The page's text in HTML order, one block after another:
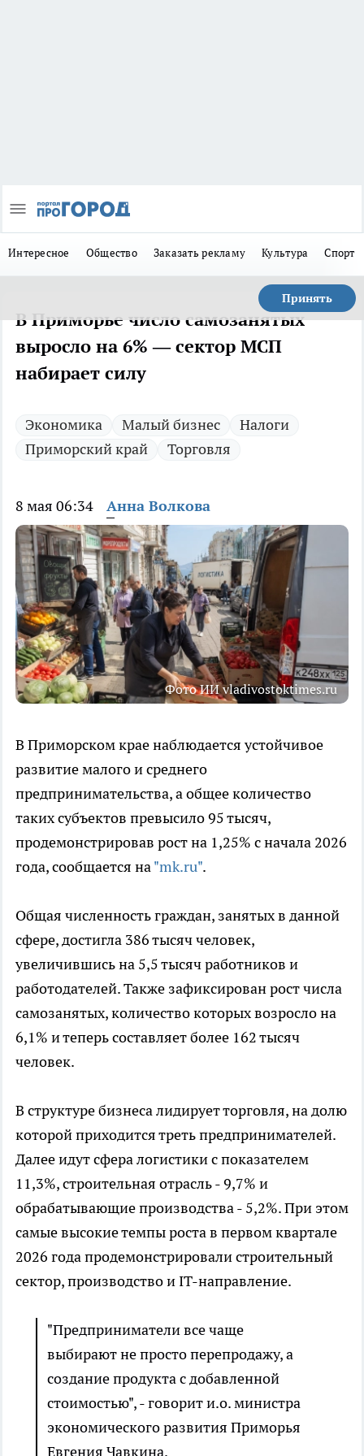
Интересное Общество Заказать рекламу Культура Спорт
Принять
В Приморье число самозанятых
выросло на 6% — сектор МСП
набирает силу
Экономика Малый бизнес
Налоги
Приморский край
Торговля
8 мая 06:34 Анна Волкова
Фото ИИ vladivostoktimes.ru
В Приморском крае наблюдается устойчивое
развитие малого и среднего
предпринимательства, а общее количество
таких субъектов превысило 95 тысяч,
продемонстрировав рост на 1,25% с начала 2026
года, сообщается на"mk.ru".
Общая численность граждан, занятых в данной
сфере, достигла 386 тысяч человек,
увеличившись на 5,5 тысяч работников и
работодателей. Также зафиксирован рост числа
самозанятых, количество которых возросло на
6,1% и теперь составляет более 162 тысяч
человек.
В структуре бизнеса лидирует торговля, на долю
которой приходится треть предпринимателей.
Далее идут сфера логистики с показателем
11,3%, строительная отрасль - 9,7% и
обрабатывающие производства - 5,2%. При этом
самые высокие темпы роста в первом квартале
2026 года продемонстрировали строительный
сектор, производство и IT-направление.
"Предприниматели все чаще
выбирают не просто перепродажу, а
создание продукта с добавленной
стоимостью", - говорит и.о. министра
экономического развития Приморья
Евгения Чавкина.